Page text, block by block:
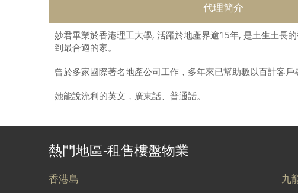
代理簡介
妙君畢業於香港理工大學, 活躍於地產界逾15年, 是土生土長
到最合適的家。
曾於多家國際著名地產公司工作，多年來已幫助數以百計客戶
她能說流利的英文，廣東話、普通話。
熱門地區-租售樓盤物業
香港島 九